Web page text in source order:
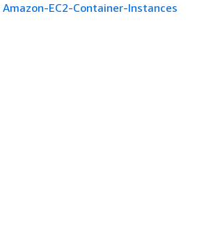
Amazon-EC2-Container-Instances